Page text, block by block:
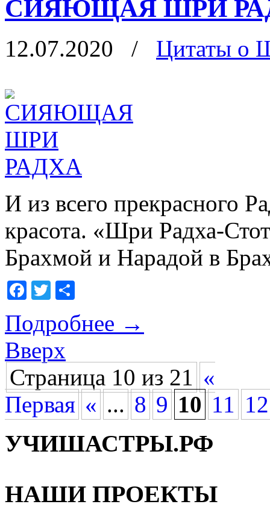
СИЯЮЩАЯ ШРИ
12.07.2020 / Цитаты о
И из всего прекрасного
красота. «Шри Радха-
Брахмой и Нарадой в
Facebook
Twitter
Подробнее →
Вверх
Страница 10 из 21 «
Первая « ... 8 9 10 11 12
УЧИШАСТРЫ.РФ
НАШИ ПРОЕКТЫ